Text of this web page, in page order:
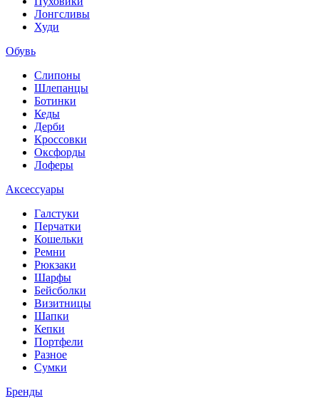
Лонгсливы
Худи
Обувь
Слипоны
Шлепанцы
Ботинки
Кеды
Дерби
Кроссовки
Оксфорды
Лоферы
Аксессуары
Галстуки
Перчатки
Кошельки
Ремни
Рюкзаки
Шарфы
Бейсболки
Визитницы
Шапки
Кепки
Портфели
Разное
Сумки
Бренды